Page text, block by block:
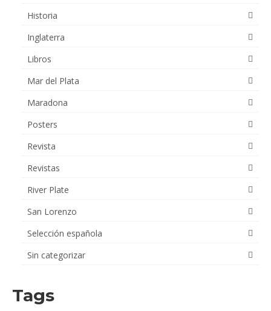
Historia
Inglaterra
Libros
Mar del Plata
Maradona
Posters
Revista
Revistas
River Plate
San Lorenzo
Selección española
Sin categorizar
Tags